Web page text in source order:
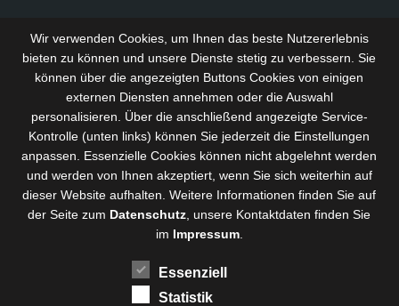
Wir verwenden Cookies, um Ihnen das beste Nutzererlebnis
bieten zu können und unsere Dienste stetig zu verbessern . Sie
können über die angezeigten Buttons Cookies von einigen
externen Diensten annehmen oder die Auswahl
personalisieren. Über die anschließend angezeigte Service-
Kontrolle (unten links) können Sie jederzeit die Einstellungen
anpassen. Essenzielle Cookies können nicht abgelehnt werden
und werden von Ihnen akzeptiert, wenn Sie sich weiterhin auf
dieser Website aufhalten. Weitere Informationen finden Sie auf
der Seite zum Datenschutz , unsere Kontaktdaten finden Sie
im Impressum.
Essenziell
Statistik